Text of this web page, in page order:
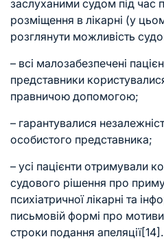
заслуханими судом під час
розміщення в лікарні (у
розглянути можливість
– всі малозабезпечені
представники
правничою допомогою;
– гарантувалися
особистого представника;
– усі пацієнти отримували
судового рішення про
психіатричної лікарні та
письмовій формі про
строки подання апеляції[14] .